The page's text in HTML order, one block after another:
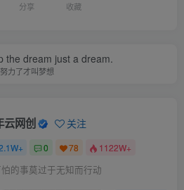
分享 收藏
the dream just a dream.
努力了才叫梦想
云网创 关注
0 78 1122W+
的事莫过于无知而行动